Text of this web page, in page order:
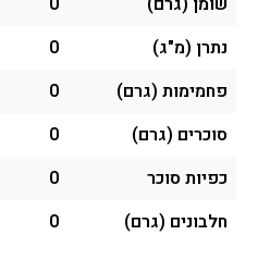
נתרן (מ"ג)
0
פחמימות (גרם)
0
סוכרים (גרם)
0
כפיות סוכר
0
חלבונים (גרם)
0